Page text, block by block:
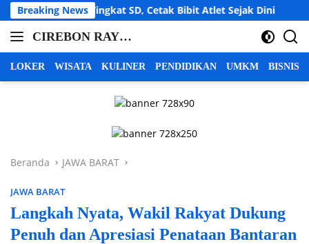
Langsung
ke
konten
Breaking News
Tingkat SD, Cetak Bibit Atlet Sejak Dini LBH
CIREBON RAYA |
INFO CIREBON
CIREBON RAYA |
KUNINGAN
cirebon
info
cirebon
majalengka
kuningan
LOKER WISATA KULINER PENDIDIKAN UMKM BISNIS
Beranda JAWA BARAT
JAWA BARAT
Langkah Nyata, Wakil Rakyat Dukung
Penuh dan Apresiasi Penataan Bantaran